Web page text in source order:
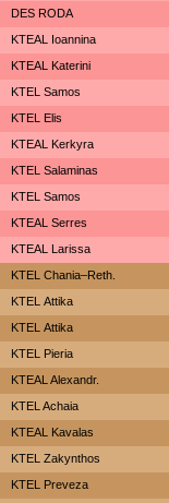
DES RODA
KTEAL Ioannina
KTEAL Katerini
KTEL Samos
KTEL Elis
KTEAL Kerkyra
KTEL Salaminas
KTEL Samos
KTEAL Serres
KTEAL Larissa
KTEL Chania–Reth.
KΤΕL Αttika
KΤΕL Αttika
KTEL Pieria
KTEAL Alexandr.
KTEL Achaia
KTEAL Kavalas
KTEL Zakynthos
KTEL Preveza